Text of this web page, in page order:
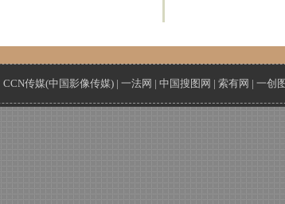
CCN传媒(中国影像传媒) | 一法网 | 中国搜图网 | 索有网 | 一创